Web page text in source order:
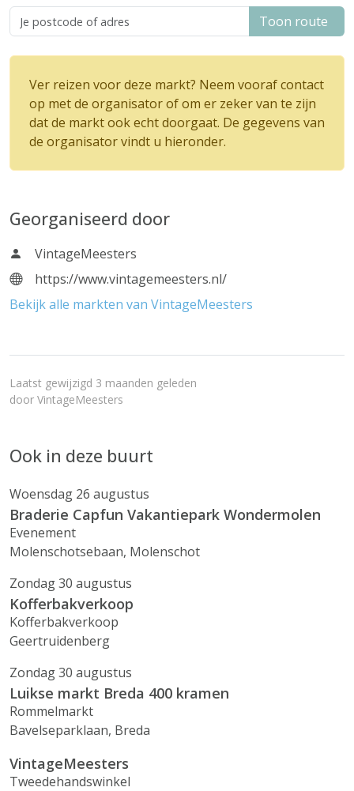
Toon route
Ver reizen voor deze markt? Neem vooraf contact
op met de organisator of om er zeker van te zijn
dat de markt ook echt doorgaat. De gegevens van
de organisator vindt u hieronder.
Georganiseerd door
VintageMeesters
https://www.vintagemeesters.nl/
Bekijk alle markten van VintageMeesters
Laatst gewijzigd 3 maanden geleden
door VintageMeesters
Ook in deze buurt
Woensdag 26 augustus
Braderie Capfun Vakantiepark Wondermolen
Evenement
Molenschotsebaan, Molenschot
Zondag 30 augustus
Kofferbakverkoop
Kofferbakverkoop
Geertruidenberg
Zondag 30 augustus
Luikse markt Breda 400 kramen
Rommelmarkt
Bavelseparklaan, Breda
VintageMeesters
Tweedehandswinkel